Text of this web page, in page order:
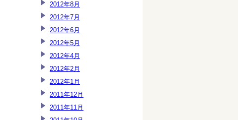
2012年8月
2012年7月
2012年6月
2012年5月
2012年4月
2012年2月
2012年1月
2011年12月
2011年11月